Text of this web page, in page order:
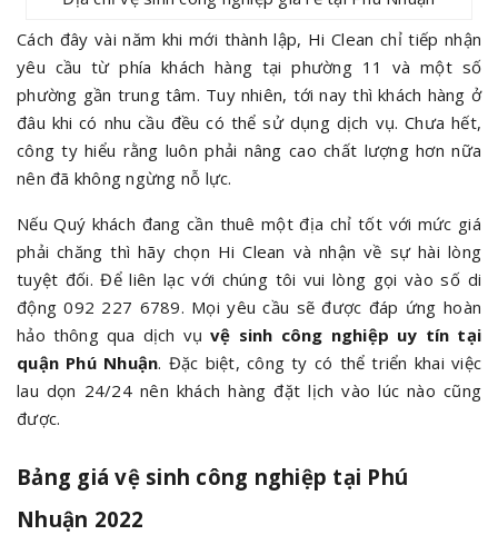
Cách đây vài năm khi mới thành lập, Hi Clean chỉ tiếp nhận
yêu cầu từ phía khách hàng tại phường 11 và một số
phường gần trung tâm. Tuy nhiên, tới nay thì khách hàng ở
đâu khi có nhu cầu đều có thể sử dụng dịch vụ. Chưa hết,
công ty hiểu rằng luôn phải nâng cao chất lượng hơn nữa
nên đã không ngừng nỗ lực.
Nếu Quý khách đang cần thuê một địa chỉ tốt với mức giá
phải chăng thì hãy chọn Hi Clean và nhận về sự hài lòng
tuyệt đối. Để liên lạc với chúng tôi vui lòng gọi vào số di
động 092 227 6789. Mọi yêu cầu sẽ được đáp ứng hoàn
hảo thông qua dịch vụvệ sinh công nghiệp uy tín tại
quận Phú Nhuận. Đặc biệt, công ty có thể triển khai việc
lau dọn 24/24 nên khách hàng đặt lịch vào lúc nào cũng
được.
Bảng giá vệ sinh công nghiệp tại Phú
Nhuận 2022